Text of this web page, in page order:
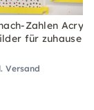
Zahlen Acryl-
für zuhause
Versand